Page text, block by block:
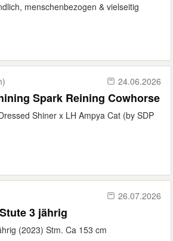
menschenbezogen & vielseitig
24.06.2026
Spark Reining Cowhorse
Shiner x LH Ampya Cat (by SDP
26.07.2026
3 jährig
(2023) Stm. Ca 153 cm